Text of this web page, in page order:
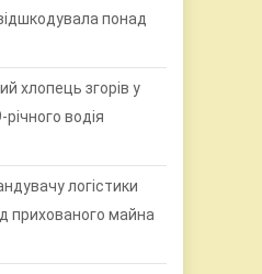
понад
хлопець згорів у
водія
логістики
прихованого майна